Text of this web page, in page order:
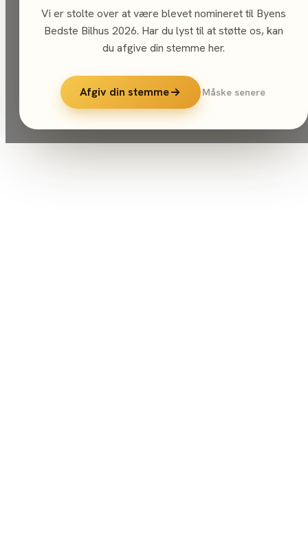
Vi er stolte over at være blevet nomineret til Byens
Bedste Bilhus 2026. Har du lyst til at støtte os, kan
du afgive din stemme her.
Afgiv din stemme Måske senere